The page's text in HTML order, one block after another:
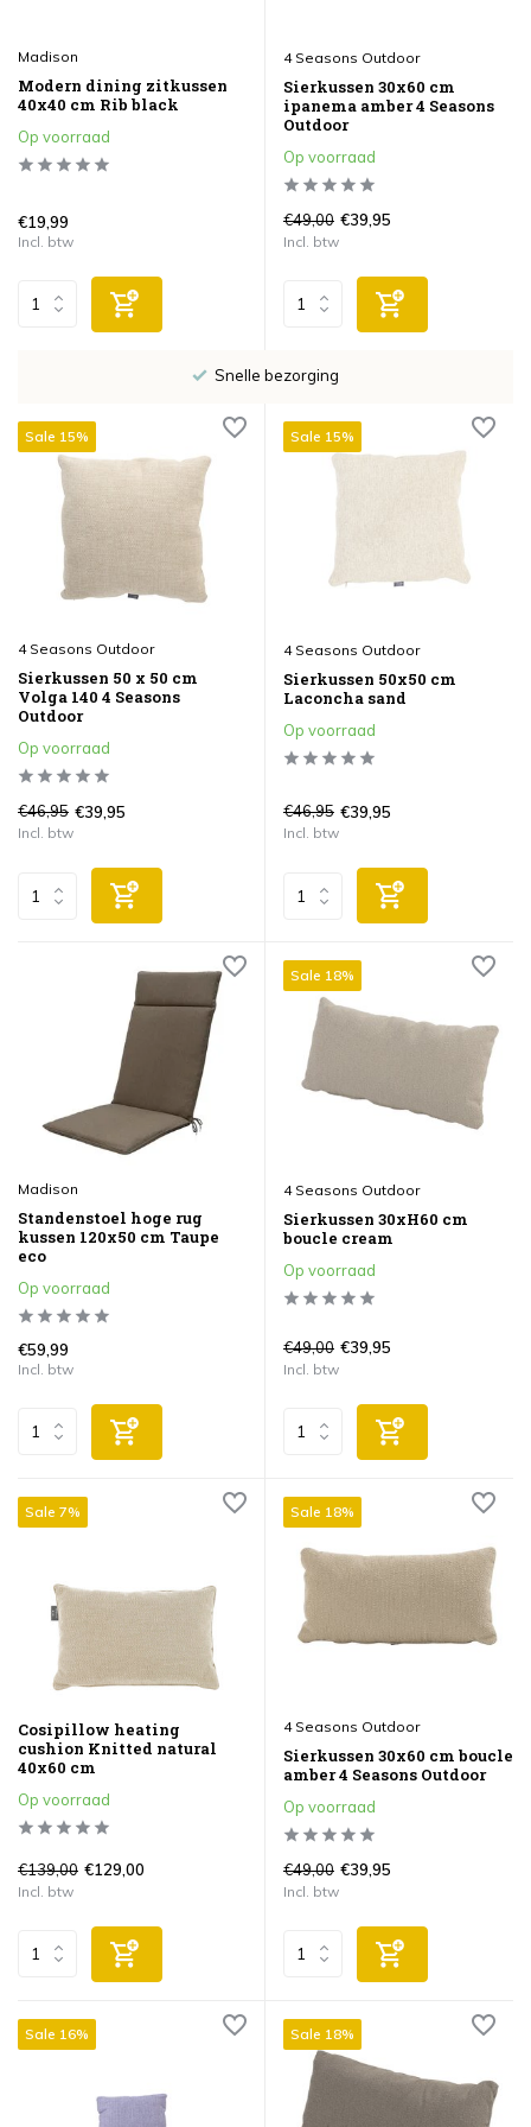
Madison
Modern dining zitkussen
40x40 cm Rib black
Op voorraad
€19,99
Incl. btw
4 Seasons Outdoor
Sierkussen 30x60 cm
ipanema amber 4 Seasons
Outdoor
Op voorraad
€49,00 €39,95
Incl. btw
Snelle bezorging
Sale 15%
4 Seasons Outdoor
Sierkussen 50 x 50 cm
Volga 140 4 Seasons
Outdoor
Op voorraad
€46,95 €39,95
Incl. btw
Sale 15%
4 Seasons Outdoor
Sierkussen 50x50 cm
Laconcha sand
Op voorraad
€46,95 €39,95
Incl. btw
Madison
Standenstoel hoge rug
kussen 120x50 cm Taupe
eco
Op voorraad
€59,99
Incl. btw
Sale 18%
4 Seasons Outdoor
Sierkussen 30xH60 cm
boucle cream
Op voorraad
€49,00 €39,95
Incl. btw
Sale 7%
Cosipillow heating
cushion Knitted natural
40x60 cm
Op voorraad
€139,00 €129,00
Incl. btw
Sale 18%
4 Seasons Outdoor
Sierkussen 30x60 cm boucle
amber 4 Seasons Outdoor
Op voorraad
€49,00 €39,95
Incl. btw
Sale 16% Sale 18%